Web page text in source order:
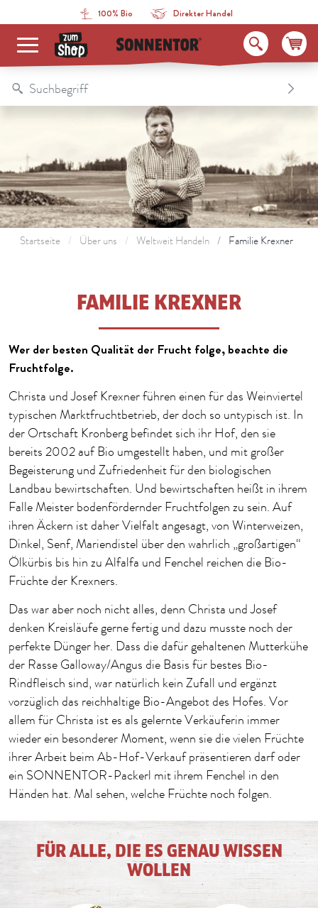
Direkt zum Inhalt
Zum Inhaltsverzeichnis
Direkt zum Menü 100% Bio Direkter Handel
Table Of Content
Startseite Über uns Weltweit Handeln Familie Krexner
FAMILIE KREXNER
Wer der besten Qualität der Frucht folge, beachte die
Fruchtfolge.
Christa und Josef Krexner führen einen für das Weinviertel
typischen Marktfruchtbetrieb, der doch so untypisch ist. In
der Ortschaft Kronberg befindet sich ihr Hof, den sie
bereits 2002 auf Bio umgestellt haben, und mit großer
Begeisterung und Zufriedenheit für den biologischen
Landbau bewirtschaften. Und bewirtschaften heißt in ihrem
Falle Meister bodenfördernder Fruchtfolgen zu sein. Auf
ihren Äckern ist daher Vielfalt angesagt, von Winterweizen,
Dinkel, Senf, Mariendistel über den wahrlich „großartigen“
Ölkürbis bis hin zu Alfalfa und Fenchel reichen die Bio-
Früchte der Krexners.
Das war aber noch nicht alles, denn Christa und Josef
denken Kreisläufe gerne fertig und dazu musste noch der
perfekte Dünger her. Dass die dafür gehaltenen Mutterkühe
der Rasse Galloway/Angus die Basis für bestes Bio-
Rindfleisch sind, war natürlich kein Zufall und ergänzt
vorzüglich das reichhaltige Bio-Angebot des Hofes. Vor
allem für Christa ist es als gelernte Verkäuferin immer
wieder ein besonderer Moment, wenn sie die vielen Früchte
ihrer Arbeit beim Ab-Hof-Verkauf präsentieren darf oder
ein SONNENTOR-Packerl mit ihrem Fenchel in den
Händen hat. Mal sehen, welche Früchte noch folgen.
FÜR ALLE, DIE ES GENAU WISSEN
WOLLEN